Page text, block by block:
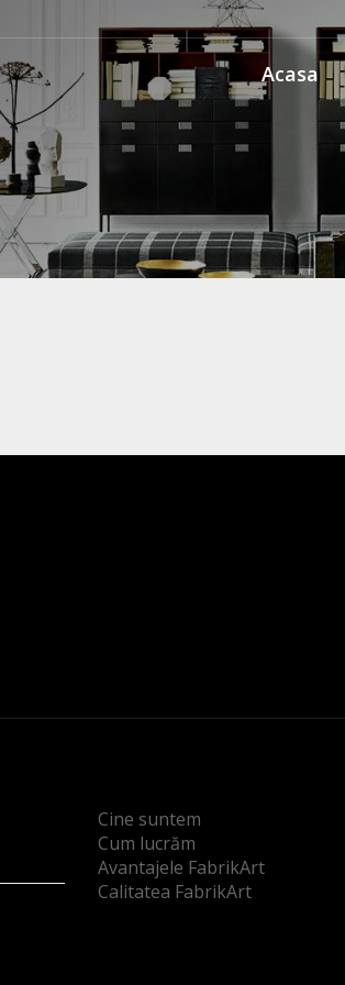
Acasa
Cine suntem
Cum lucrăm
Avantajele FabrikArt
Calitatea FabrikArt